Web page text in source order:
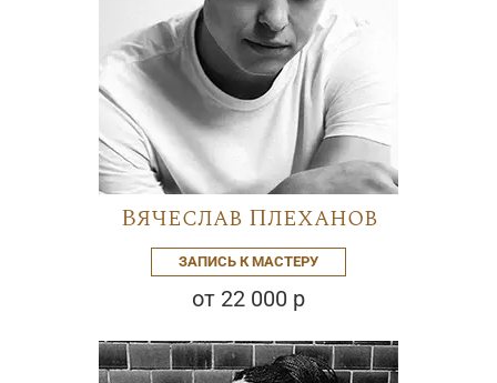
Вячеслав Плеханов
ЗАПИСЬ К МАСТЕРУ
от 22 000 р